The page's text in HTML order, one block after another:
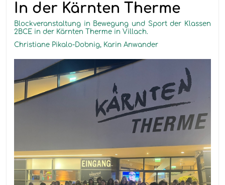
In der Kärnten Therme
Blockveranstaltung in Bewegung und Sport der Klassen
2BCE in der Kärnten Therme in Villach.
Christiane Pikalo-Dobnig, Karin Anwander